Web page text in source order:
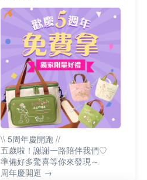
\\ 5周年慶開跑 //
五歲啦！謝謝一路陪伴我們♡
準備好多驚喜等你來發現～
周年慶開逛 →